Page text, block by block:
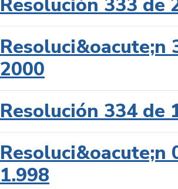
Resolución 333 de
Resoluci&oacute;n
2000
Resolución 334 de
Resoluci&oacute;n
1.998